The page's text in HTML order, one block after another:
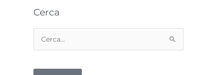
Cerca
Cerca: